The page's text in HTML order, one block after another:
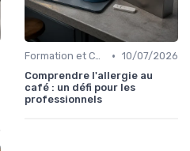
Formation et Certification du Personnel • 10/07/2026
Comprendre l'allergie au
café : un défi pour les
professionnels